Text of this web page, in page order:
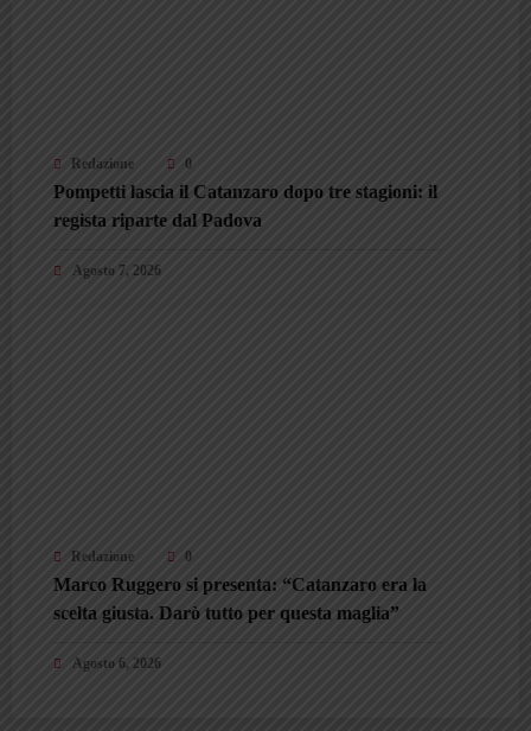
Redazione 0
Pompetti lascia il Catanzaro dopo tre stagioni: il
regista riparte dal Padova
Agosto 7, 2026
Redazione 0
Marco Ruggero si presenta: “Catanzaro era la
scelta giusta. Darò tutto per questa maglia”
Agosto 6, 2026